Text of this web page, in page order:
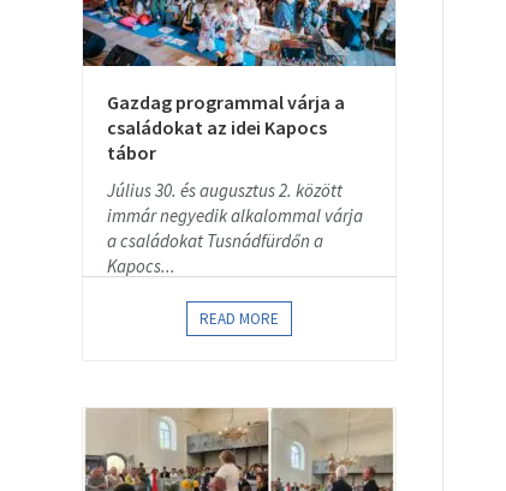
Gazdag programmal várja a
családokat az idei Kapocs
tábor
Július 30. és augusztus 2. között
immár negyedik alkalommal várja
a családokat Tusnádfürdőn a
Kapocs...
READ MORE